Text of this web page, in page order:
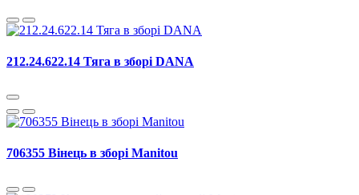
212.24.622.14 Тяга в зборі DANA
706355 Вінець в зборі Manitou